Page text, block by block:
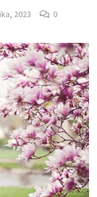
2023 0